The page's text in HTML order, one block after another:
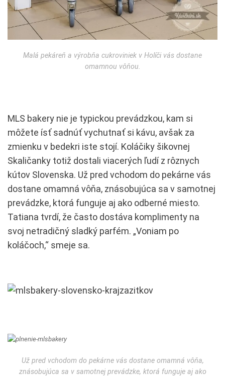
Malá pekáreň a výrobňa cukroviniek v Holíči vás dostane
omamnou vôňou.
MLS bakery nie je typickou prevádzkou, kam si
môžete ísť sadnúť vychutnať si kávu, avšak za
zmienku v bedekri iste stojí. Koláčiky šikovnej
Skaličanky totiž dostali viacerých ľudí z rôznych
kútov Slovenska. Už pred vchodom do pekárne vás
dostane omamná vôňa, znásobujúca sa v samotnej
prevádzke, ktorá funguje aj ako odberné miesto.
Tatiana tvrdí, že často dostáva komplimenty na
svoj netradičný sladký parfém. „Voniam po
koláčoch,“ smeje sa.
Už pred vchodom do pekárne vás dostane omamná vôňa,
znásobujúca sa v samotnej prevádzke, ktorá funguje aj ako